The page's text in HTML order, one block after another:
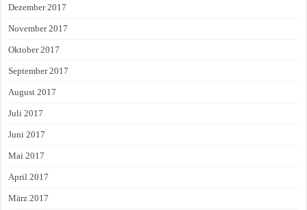
Dezember 2017
November 2017
Oktober 2017
September 2017
August 2017
Juli 2017
Juni 2017
Mai 2017
April 2017
März 2017